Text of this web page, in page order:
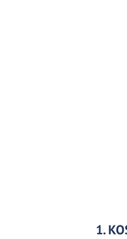
1.